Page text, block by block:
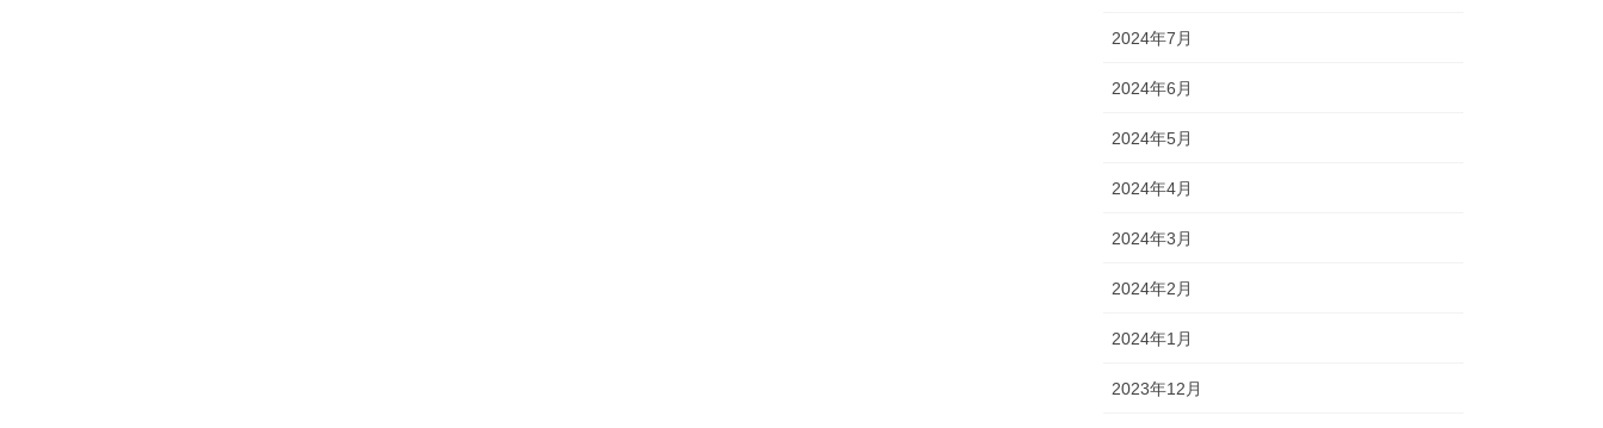
2024年7月
2024年6月
2024年5月
2024年4月
2024年3月
2024年2月
2024年1月
2023年12月